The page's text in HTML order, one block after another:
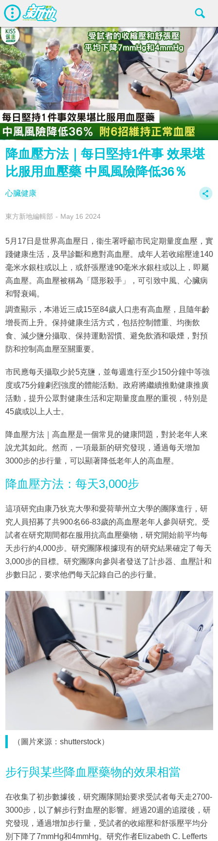
降血壓方法｜每日堅持1件事 效果堪
比服用血壓藥 中風風險降低36％
心臟健康
東方新地編輯部 May 16 2024
5月17日是世界高血壓日，衞生署呼籲市民定期量度血壓，實
踐健康生活，及早診斷和應對高血壓。成年人若收縮壓達140
毫米水銀柱或以上，或舒張壓達90毫米水銀柱或以上，即屬
高血壓。高血壓被稱為「隱形殺手」，可引致中風、心臟病
和腎衰竭。
調查顯示，本港近三成15至84歲人口患有高血壓，且隨年齡
增長而上升。保持健康生活方式，包括控制體重、均衡飲
食、減少鹽分攝取、保持運動習慣、避免飲酒和吸煙，對預
防和控制高血壓至關重要。
市民應每天攝取少於5克鹽，並每週進行至少150分鐘中等強
度或75分鐘劇烈強度的體能活動。政府將繼續推動健康推廣
活動，提升公眾對健康生活和定期量度血壓的重視，特別是
45歲或以上人士。
降血壓方法｜高血壓是一個常見的健康問題，對於老年人來
說尤其如此。然而，一項最新的研究發現，通過每天增加
3000步的步行量，可以顯著降低老年人的高血壓。
降血壓方法：每天3,000步
這項研究由康乃狄克大學和愛荷華州立大學的團隊進行，研
究人員招募了共900名66-83歲的高血壓老年人參與研究。受
試者在研究期間都在服用抗高血壓藥物，研究開始前平均每
天步行約4,000步。研究團隊根據現有的研究結果確定了每天
3,000步的目標。研究團隊向參與者發送了計步器、血壓計和
步數日記，要求他們每天記錄自己的步行量。
（圖片來源：shutterstock）
步行與某些降血壓藥物的效果相當
在收集了初步數據後，研究團隊開始要求受試者每天走2700-
3000步，以了解步行對血壓的影響。經過20週的追蹤後，研
究發現，通過增加步行量，受試者的收縮壓和舒張壓平均分
別下降了7mmHg和4mmHg。研究作者Elizabeth C. Lefferts